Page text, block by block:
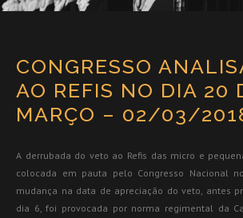
CONGRESSO
AO REFIS NO DIA 20
MARÇO – 02/03/
A derrubada do veto ao Refis das micro e
colocada em pauta pelo Congresso Nacional
mudança na data de apreciação do veto, antes
dia 6, foi provocada por norma regimental da